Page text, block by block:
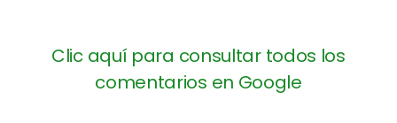
Clic aquí para consultar todos los
comentarios en Google